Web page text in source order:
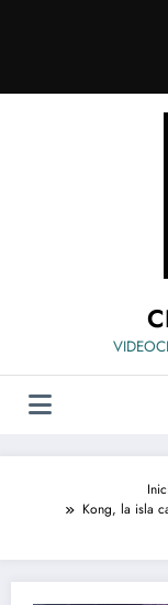
Kong, la isla